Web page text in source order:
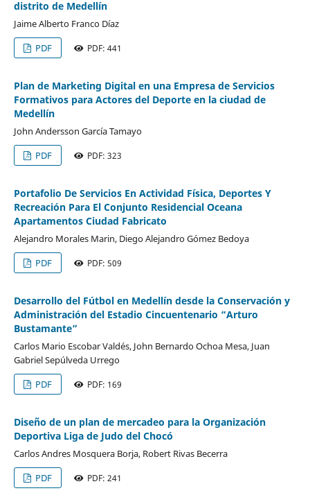
distrito de Medellín
Jaime Alberto Franco Díaz
PDF
PDF: 441
Plan de Marketing Digital en una Empresa de Servicios
Formativos para Actores del Deporte en la ciudad de
Medellín
John Andersson García Tamayo
PDF
PDF: 323
Portafolio De Servicios En Actividad Física, Deportes Y
Recreación Para El Conjunto Residencial Oceana
Apartamentos Ciudad Fabricato
Alejandro Morales Marin, Diego Alejandro Gómez Bedoya
PDF
PDF: 509
Desarrollo del Fútbol en Medellín desde la Conservación y
Administración del Estadio Cincuentenario “Arturo
Bustamante”
Carlos Mario Escobar Valdés, John Bernardo Ochoa Mesa, Juan
Gabriel Sepúlveda Urrego
PDF
PDF: 169
Diseño de un plan de mercadeo para la Organización
Deportiva Liga de Judo del Chocó
Carlos Andres Mosquera Borja, Robert Rivas Becerra
PDF
PDF: 241